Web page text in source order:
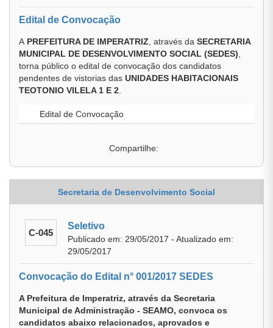
Edital de Convocação
A PREFEITURA DE IMPERATRIZ , através da SECRETARIA
MUNICIPAL DE DESENVOLVIMENTO SOCIAL (SEDES)
torna público o edital de convocação dos candidatos
pendentes de vistorias das UNIDADES HABITACIONAIS
TEOTONIO VILELA 1 E 2
Edital de Convocação
Compartilhe:
Secretaria de Desenvolvimento Social
C-045
Seletivo
Publicado em: 29/05/2017 - Atualizado em:
29/05/2017
Convocação do Edital n° 001/2017 SEDES
A Prefeitura de Imperatriz, através da Secretaria
Municipal de Administração - SEAMO, convoca os
candidatos abaixo relacionados, aprovados e